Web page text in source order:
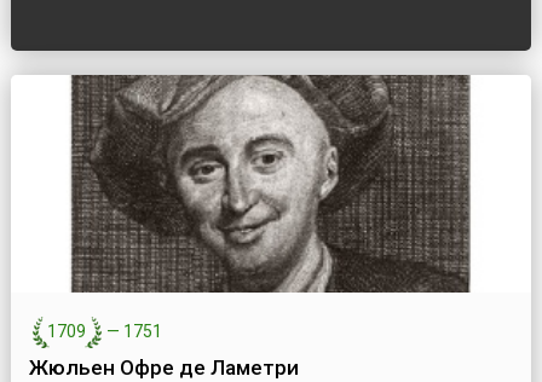
1709 — 1751
Жюльен Офре де Ламетри